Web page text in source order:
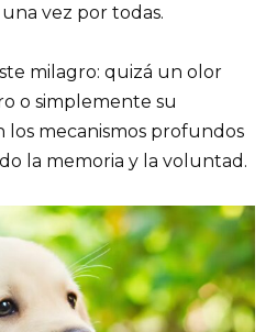
vez por todas.
milagro: quizá un olor
o simplemente su
los mecanismos profundos
la memoria y la voluntad.